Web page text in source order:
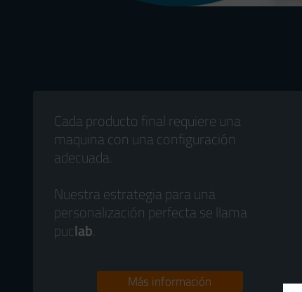
Cada producto final requiere una
maquina con una configuración
adecuada.
Nuestra estrategia para una
personalización perfecta se llama
puclab.
Más información